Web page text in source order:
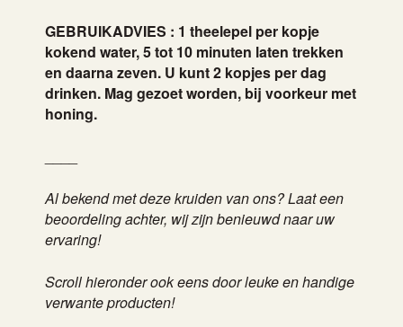
GEBRUIKADVIES : 1 theelepel per kopje
kokend water, 5 tot 10 minuten laten trekken
en daarna zeven. U kunt 2 kopjes per dag
drinken. Mag gezoet worden, bij voorkeur met
honing.
Al bekend met deze kruiden van ons? Laat een
beoordeling achter, wij zijn benieuwd naar uw
ervaring!
Scroll hieronder ook eens door leuke en handige
verwante producten!